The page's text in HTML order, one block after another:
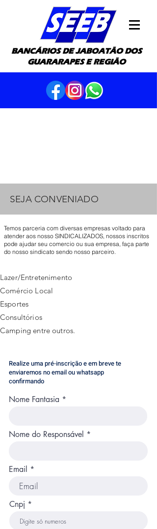
BANCÁRIOS DE JABOATÃO DOS
GUARARAPES E REGIÃO
SEJA CONVENIADO
Temos parceria com diversas empresas voltado para
atender aos nosso SINDICALIZADOS, nossos inscritos
pode ajudar seu comercio ou sua empresa, faça parte
do nosso sindicato sendo nosso parceiro.
Lazer/Entretenimento
Comércio Local
Esportes
Consultórios
Camping entre outros.
Realize uma pré-inscrição e em breve te
enviaremos no email ou whatsapp
confirmando
Nome Fantasia
Nome do Responsável
Email
Cnpj